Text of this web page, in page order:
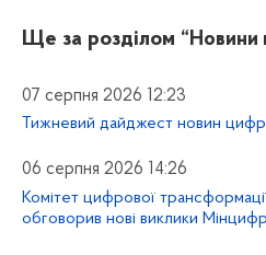
Ще за розділом “Новини
07 серпня 2026 12:23
Тижневий дайджест новин
06 серпня 2026 14:26
Комітет цифрової
обговорив нові виклики